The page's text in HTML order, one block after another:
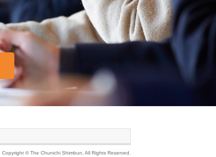
Copyright © The Chunichi Shimbun, All Rights Reserved.